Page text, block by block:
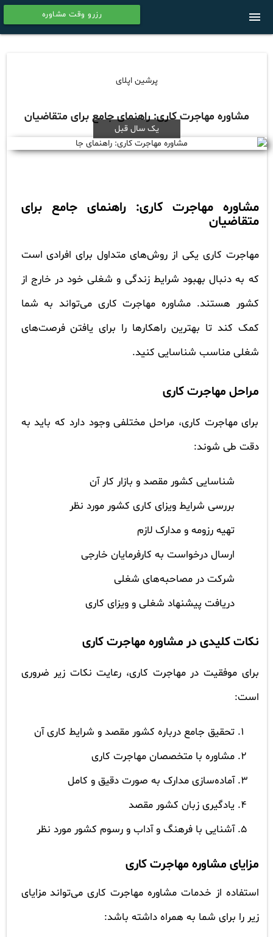
رزرو وقت مشاوره menu
پرشین اپلای
مشاوره مهاجرت کاری: راهنمای جامع برای متقاضیان
یک سال قبل
مشاوره مهاجرت کاری: راهنمای جامع برای
متقاضیان
مهاجرت کاری یکی از روش‌های متداول برای افرادی است
که به دنبال بهبود شرایط زندگی و شغلی خود در خارج از
کشور هستند. مشاوره مهاجرت کاری می‌تواند به شما
کمک کند تا بهترین راهکارها را برای یافتن فرصت‌های
شغلی مناسب شناسایی کنید.
مراحل مهاجرت کاری
برای مهاجرت کاری، مراحل مختلفی وجود دارد که باید به
دقت طی شوند:
شناسایی کشور مقصد و بازار کار آن
بررسی شرایط ویزای کاری کشور مورد نظر
تهیه رزومه و مدارک لازم
ارسال درخواست به کارفرمایان خارجی
شرکت در مصاحبه‌های شغلی
دریافت پیشنهاد شغلی و ویزای کاری
نکات کلیدی در مشاوره مهاجرت کاری
برای موفقیت در مهاجرت کاری، رعایت نکات زیر ضروری
است:
تحقیق جامع درباره کشور مقصد و شرایط کاری آن
مشاوره با متخصصان مهاجرت کاری
آماده‌سازی مدارک به صورت دقیق و کامل
یادگیری زبان کشور مقصد
آشنایی با فرهنگ و آداب و رسوم کشور مورد نظر
مزایای مشاوره مهاجرت کاری
استفاده از خدمات مشاوره مهاجرت کاری می‌تواند مزایای
زیر را برای شما به همراه داشته باشد: